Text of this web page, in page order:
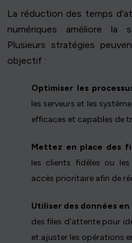
La réduction des temps
numériques améliore la
Plusieurs stratégies
objectif :
Optimiser les
les serveurs et les
efficaces et capables de
Mettez en place des
les clients fidèles ou
accès prioritaire afin de
Utiliser des données
des files d'attente pour
et ajuster les opérations